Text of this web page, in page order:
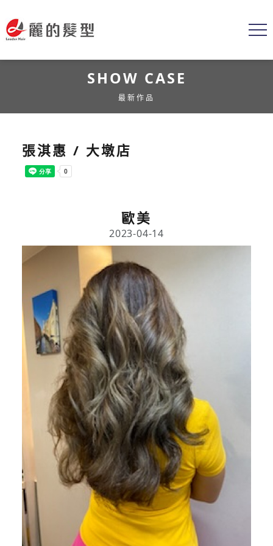
SHOW CASE
最新作品
張淇惠 / 大墩店
歐美
2023-04-14